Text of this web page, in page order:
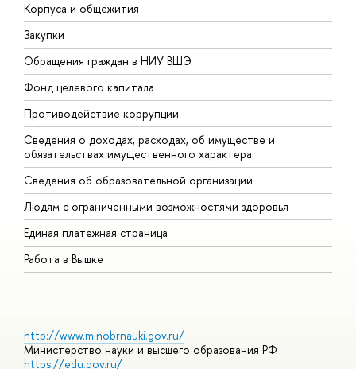
Корпуса и общежития
Закупки
Обращения граждан в НИУ ВШЭ
Фонд целевого капитала
Противодействие коррупции
Сведения о доходах, расходах, об имуществе и
обязательствах имущественного характера
Сведения об образовательной организации
Людям с ограниченными возможностями здоровья
Единая платежная страница
Работа в Вышке
http://www.minobrnauki.gov.ru/
Министерство науки и высшего образования РФ
https://edu.gov.ru/